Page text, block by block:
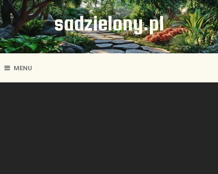
sadzielony.pl
MENU